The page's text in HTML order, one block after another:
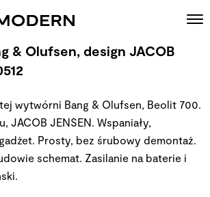
& Olufsen, design JACOB
wytwórni Bang & Olufsen, Beolit 700.
JACOB JENSEN. Wspaniały,
Prosty, bez śrubowy demontaż.
schemat. Zasilanie na baterie i